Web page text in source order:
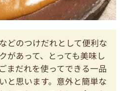
どのつけだれとして便利な
があって、とっても美味し
まだれを使ってできる一品
と思います。意外と簡単な